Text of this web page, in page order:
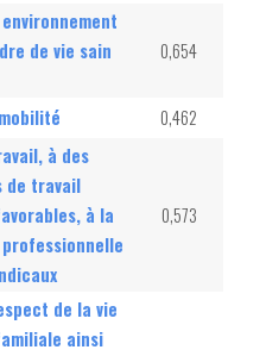
de vie sain
0,654
0,462
à des
de travail
à la
0,573
de la vie
ainsi